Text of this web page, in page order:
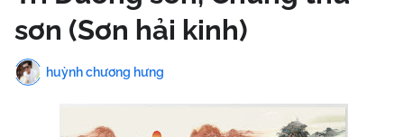
sơn (Sơn hải kinh)
huỳnh chương hưng